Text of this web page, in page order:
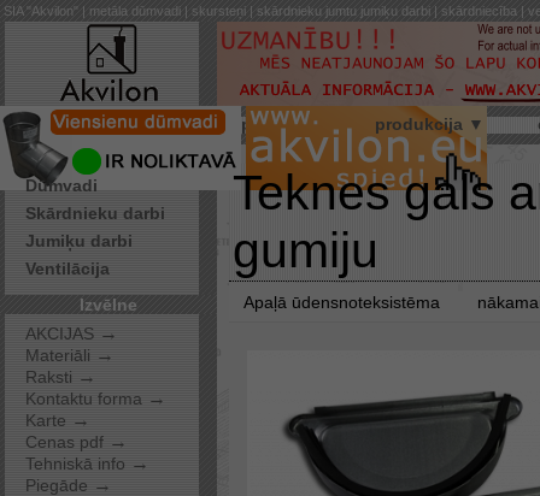
SIA "Akvilon" | metāla dūmvadi | skursteņi | skārdnieku jumtu jumiķu darbi | skārdniecība |
par mums produkcija ▼
Pakalpojumi
Dūmvadi
Skārdnieku darbi
Jumiķu darbi
Ventilācija
Izvēlne
AKCIJAS →
Materiāli →
Raksti →
Kontaktu forma →
Karte →
Cenas pdf →
Tehniskā info →
Piegāde →
Teknes gals
gumiju
Apaļā ūdensnoteksistēma